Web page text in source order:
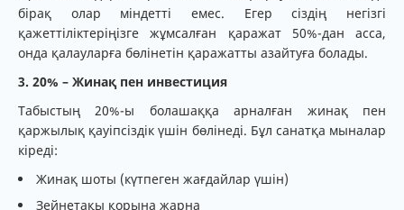
бірақ олар міндетті емес. Егер сіздің негізгі
қажеттіліктеріңізге жұмсалған қаражат 50%-дан асса,
онда қалауларға бөлінетін қаражатты азайтуға болады.
3. 20% – Жинақ пен инвестиция
Табыстың 20%-ы болашаққа арналған жинақ пен
қаржылық қауіпсіздік үшін бөлінеді. Бұл санатқа мыналар
кіреді:
Жинақ шоты (күтпеген жағдайлар үшін)
Зейнетақы қорына жарна